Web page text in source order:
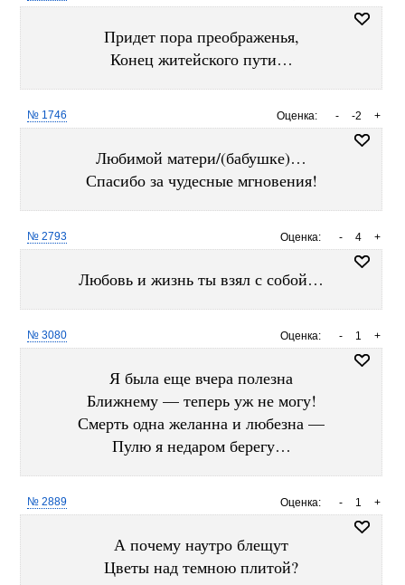
Придет пора преображенья,
Конец житейского пути…
Оценка: +
-2
-
№ 1746
Любимой матери/(бабушке)…
Спасибо за чудесные мгновения!
Оценка: +
4
-
№ 2793
Любовь и жизнь ты взял с собой…
Оценка: +
1
-
№ 3080
Я была еще вчера полезна
Ближнему — теперь уж не могу!
Смерть одна желанна и любезна —
Пулю я недаром берегу…
Оценка: +
1
-
№ 2889
А почему наутро блещут
Цветы над темною плитой?